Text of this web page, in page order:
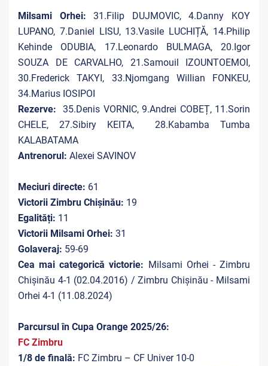
Milsami Orhei: 31.Filip DUJMOVIC, 4.Danny KOY
LUPANO, 7.Daniel LISU, 13.Vasile LUCHIȚĂ, 14.Philip
Kehinde ODUBIA, 17.Leonardo BULMAGA, 20.Igor
SOUZA DE CARVALHO, 21.Samouil IZOUNTOEMOI,
30.Frederick TAKYI, 33.Njomgang Willian FONKEU,
34.Marius IOSIPOI
Rezerve: 35.Denis VORNIC, 9.Andrei COBEȚ, 11.Sorin
CHELE, 27.Sibiry KEITA, 28.Kabamba Tumba
KALABATAMA
Antrenorul: Alexei SAVINOV
Meciuri directe: 61
Victorii Zimbru Chișinău: 19
Egalități: 11
Victorii Milsami Orhei: 31
Golaveraj: 59-69
Cea mai categorică victorie: Milsami Orhei - Zimbru
Chișinău 4-1 (02.04.2016) / Zimbru Chișinău - Milsami
Orhei 4-1 (11.08.2024)
Parcursul în Cupa Orange 2025/26:
FC Zimbru
1/8 de finală: FC Zimbru – CF Univer 10-0